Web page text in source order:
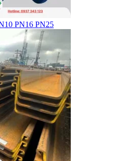
PN16 PN25